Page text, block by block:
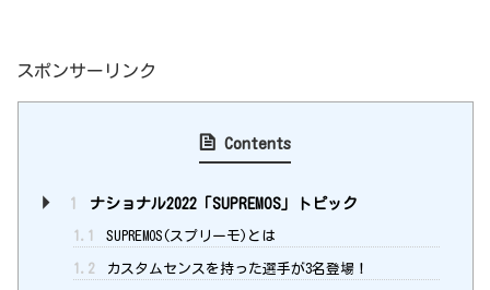
スポンサーリンク
Contents
1 ナショナル2022「SUPREMOS」トピック
1.1 SUPREMOS(スプリーモ)とは
1.2 カスタムセンスを持った選手が3名登場！